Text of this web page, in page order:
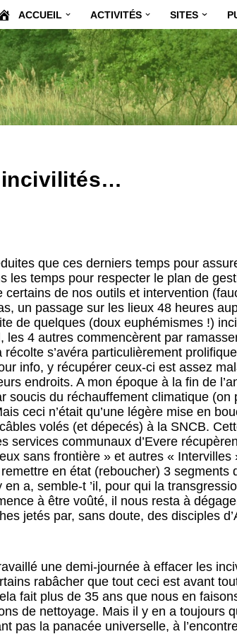
ACCUEIL ACTIVITÉS SITES
incivilités…
que ces derniers temps pour
temps pour respecter le plan de
de nos outils et intervention
un passage sur les lieux 48 heures
de quelques (doux euphémismes !)
les 4 autres commencèrent par
s’avéra particulièrement
info, y récupérer ceux-ci est assez
endroits. A mon époque à la fin de
du réchauffement climatique (on
ceci n’était qu’une légère mise en
volés (et dépecés) à la SNCB.
communaux d’Evere
sans frontière » et autres « Intervilles
en état (reboucher) 3 segments
a, semble-t ’il, pour qui la
à être voûté, il nous resta à
jetés par, sans doute, des disciples
une demi-journée à effacer les
rabâcher que tout ceci est avant
fait plus de 35 ans que nous en
de nettoyage. Mais il y en a toujours
pas la panacée universelle, à